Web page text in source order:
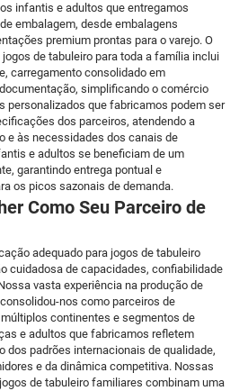
infantis e adultos que entregamos
embalagem, desde embalagens
premium prontas para o varejo. O
de tabuleiro para toda a família inclui
carregamento consolidado em
simplificando o comércio
personalizados que fabricamos podem ser
dos parceiros, atendendo a
e às necessidades dos canais de
e adultos se beneficiam de um
garantindo entrega pontual e
os picos sazonais de demanda.
Como Seu Parceiro de
adequado para jogos de tabuleiro
cuidadosa de capacidades, confiabilidade
vasta experiência na produção de
nos como parceiros de
continentes e segmentos de
e adultos que fabricamos refletem
dos padrões internacionais de qualidade,
e da dinâmica competitiva. Nossas
de tabuleiro familiares combinam uma